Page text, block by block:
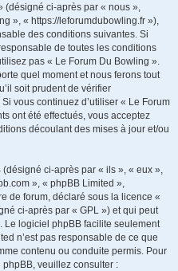
(désigné ci-après par « nous »,
», « https://leforumdubowling.fr »),
des conditions suivantes. Si
de toutes les conditions
pas « Le Forum Du Bowling ».
quel moment et nous ferons tout
soit prudent de vérifier
vous continuez d’utiliser « Le Forum
ont été effectués, vous acceptez
découlant des mises à jour et/ou
ci-après par « ils », « eux »,
», « phpBB Limited »,
de forum, déclaré sous la licence «
ci-après par « GPL ») et qui peut
. Le logiciel phpBB facilite seulement
n’est pas responsable de ce que
contenu ou conduite permis. Pour
veuillez consulter :